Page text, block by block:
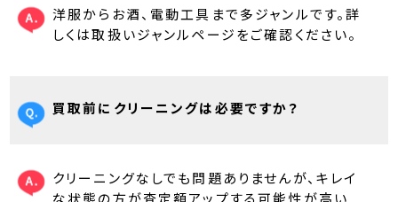
洋服からお酒、電動工具まで多ジャンルです。詳
しくは取扱いジャンルページをご確認ください。
買取前にクリーニングは必要ですか？
クリーニングなしでも問題ありませんが、キレイ
な状態の方が査定額アップする可能性が高い